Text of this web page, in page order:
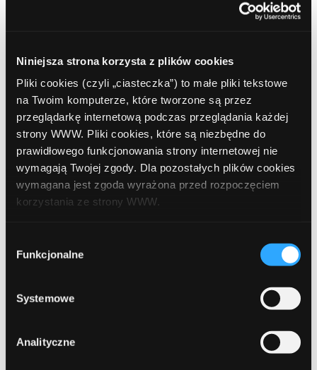
Niniejsza strona korzysta z plików cookies
Pliki cookies (czyli „ciasteczka”) to małe pliki tekstowe
na Twoim komputerze, które tworzone są przez
przeglądarkę internetową podczas przeglądania każdej
strony WWW. Pliki cookies, które są niezbędne do
prawidłowego funkcjonowania strony internetowej nie
wymagają Twojej zgody. Dla pozostałych plików cookies
wymagana jest zgoda wyrażona przed rozpoczęciem
korzystania ze strony WWW.
formy korzystania z plików cookies. Więcej:
Polityka
zgody
Funkcjonalne
Systemowe
Analityczne
Name Required
Email Required